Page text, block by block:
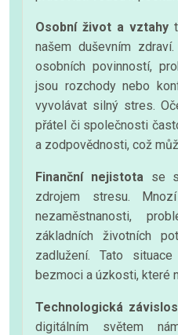
Osobní život a vztahy
našem duševním
osobních povinností,
jsou rozchody nebo
vyvolávat silný stres.
přátel či společnosti
a zodpovědnosti, což
Finanční nejistotase
zdrojem stresu.
nezaměstnanosti,
základních životních
zadlužení. Tato
bezmoci a úzkosti, které
Technologická
digitálním světem